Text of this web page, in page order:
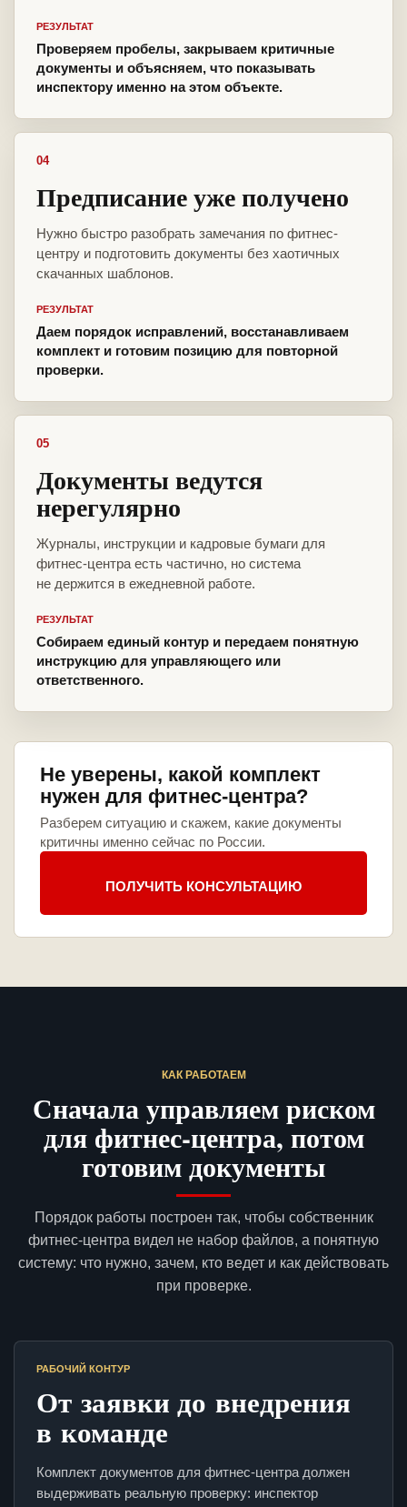
РЕЗУЛЬТАТ
Проверяем пробелы, закрываем критичные
документы и объясняем, что показывать
инспектору именно на этом объекте.
04
Предписание уже получено
Нужно быстро разобрать замечания по фитнес-
центру и подготовить документы без хаотичных
скачанных шаблонов.
РЕЗУЛЬТАТ
Даем порядок исправлений, восстанавливаем
комплект и готовим позицию для повторной
проверки.
05
Документы ведутся
нерегулярно
Журналы, инструкции и кадровые бумаги для
фитнес-центра есть частично, но система
не держится в ежедневной работе.
РЕЗУЛЬТАТ
Собираем единый контур и передаем понятную
инструкцию для управляющего или
ответственного.
Не уверены, какой комплект
нужен для фитнес-центра?
Разберем ситуацию и скажем, какие документы
критичны именно сейчас по России.
ПОЛУЧИТЬ КОНСУЛЬТАЦИЮ
КАК РАБОТАЕМ
Сначала управляем риском
для фитнес-центра, потом
готовим документы
Порядок работы построен так, чтобы собственник
фитнес-центра видел не набор файлов, а понятную
систему: что нужно, зачем, кто ведет и как действовать
при проверке.
РАБОЧИЙ КОНТУР
От заявки до внедрения
в команде
Комплект документов для фитнес-центра должен
выдерживать реальную проверку: инспектор